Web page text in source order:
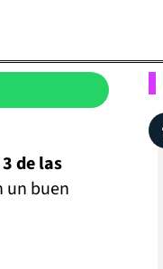
de las
un buen